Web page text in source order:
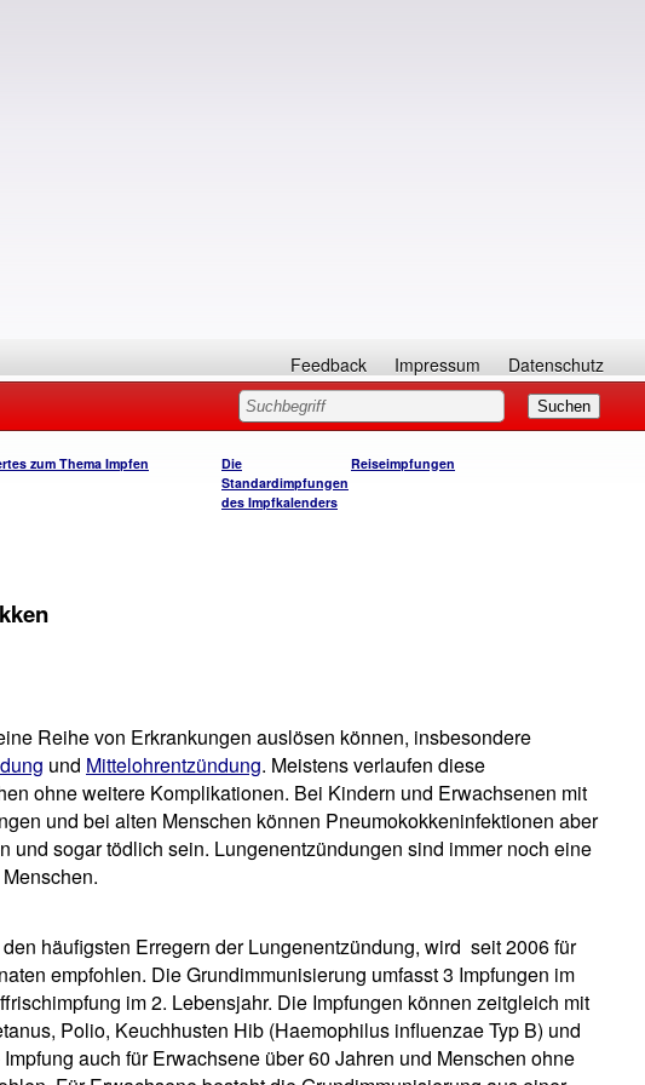
Feedback Impressum Datenschutz
zum Thema Impfen
Die
Standardimpfungen
des Impfkalenders
Reiseimpfungen
Reihe von Erkrankungen auslösen können, insbesondere
und Mittelohrentzündung. Meistens verlaufen diese
ohne weitere Komplikationen. Bei Kindern und Erwachsenen mit
und bei alten Menschen können Pneumokokkeninfektionen aber
und sogar tödlich sein. Lungenentzündungen sind immer noch eine
häufigsten Erregern der Lungenentzündung, wird seit 2006 für
empfohlen. Die Grundimmunisierung umfasst 3 Impfungen im
im 2. Lebensjahr. Die Impfungen können zeitgleich mit
Polio, Keuchhusten Hib (Haemophilus influenzae Typ B) und
auch für Erwachsene über 60 Jahren und Menschen ohne